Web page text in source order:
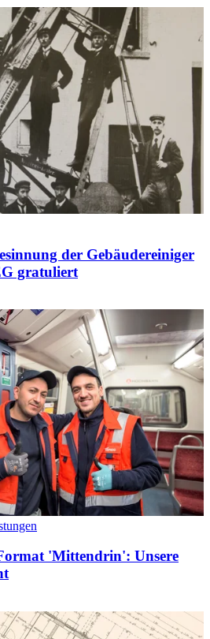
der Gebäudereiniger
gratuliert
'Mittendrin': Unsere